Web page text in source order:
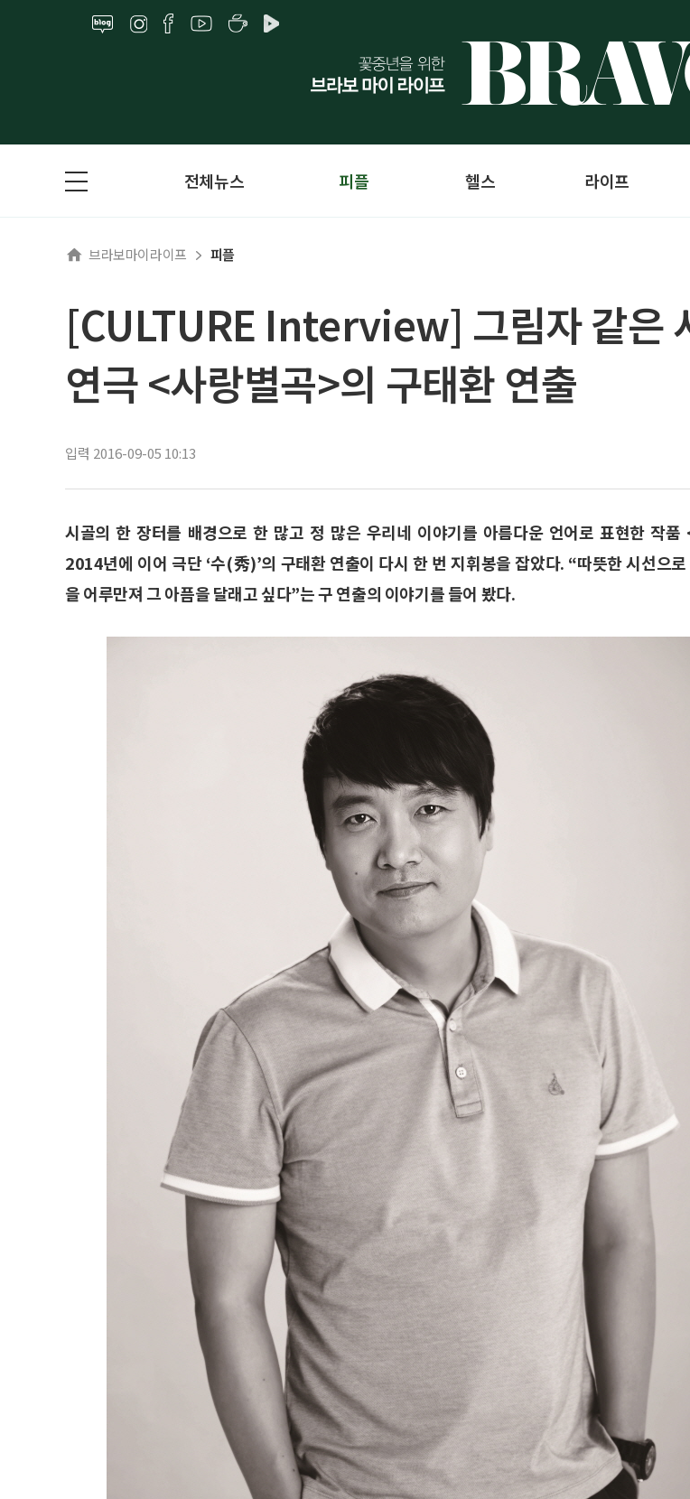
전체뉴스 피플 헬스 라이프
브라보마이라이프 피플
[CULTURE Interview] 그림자 같은
연극 <사랑별곡>의 구태환 연출
입력 2016-09-05 10:13
시골의 한 장터를 배경으로 한 많고 정 많은 우리네 이야기를 아름다운 언어로 표현한 작품
2014년에 이어 극단 ‘수(秀)’의 구태환 연출이 다시 한 번 지휘봉을 잡았다. “따뜻한 시선으
을 어루만져 그 아픔을 달래고 싶다”는 구 연출의 이야기를 들어 봤다.